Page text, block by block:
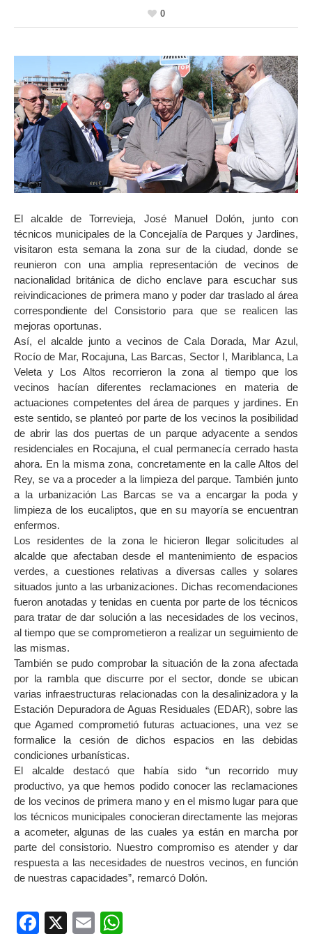
0
El alcalde de Torrevieja, José Manuel Dolón, junto con
técnicos municipales de la Concejalía de Parques y Jardines,
visitaron esta semana la zona sur de la ciudad, donde se
reunieron con una amplia representación de vecinos de
nacionalidad británica de dicho enclave para escuchar sus
reivindicaciones de primera mano y poder dar traslado al área
correspondiente del Consistorio para que se realicen las
mejoras oportunas.
Así, el alcalde junto a vecinos de Cala Dorada, Mar Azul,
Rocío de Mar, Rocajuna, Las Barcas, Sector I, Mariblanca, La
Veleta y Los Altos recorrieron la zona al tiempo que los
vecinos hacían diferentes reclamaciones en materia de
actuaciones competentes del área de parques y jardines. En
este sentido, se planteó por parte de los vecinos la posibilidad
de abrir las dos puertas de un parque adyacente a sendos
residenciales en Rocajuna, el cual permanecía cerrado hasta
ahora. En la misma zona, concretamente en la calle Altos del
Rey, se va a proceder a la limpieza del parque. También junto
a la urbanización Las Barcas se va a encargar la poda y
limpieza de los eucaliptos, que en su mayoría se encuentran
enfermos.
Los residentes de la zona le hicieron llegar solicitudes al
alcalde que afectaban desde el mantenimiento de espacios
verdes, a cuestiones relativas a diversas calles y solares
situados junto a las urbanizaciones. Dichas recomendaciones
fueron anotadas y tenidas en cuenta por parte de los técnicos
para tratar de dar solución a las necesidades de los vecinos,
al tiempo que se comprometieron a realizar un seguimiento de
las mismas.
También se pudo comprobar la situación de la zona afectada
por la rambla que discurre por el sector, donde se ubican
varias infraestructuras relacionadas con la desalinizadora y la
Estación Depuradora de Aguas Residuales (EDAR), sobre las
que Agamed comprometió futuras actuaciones, una vez se
formalice la cesión de dichos espacios en las debidas
condiciones urbanísticas.
El alcalde destacó que había sido “un recorrido muy
productivo, ya que hemos podido conocer las reclamaciones
de los vecinos de primera mano y en el mismo lugar para que
los técnicos municipales conocieran directamente las mejoras
a acometer, algunas de las cuales ya están en marcha por
parte del consistorio. Nuestro compromiso es atender y dar
respuesta a las necesidades de nuestros vecinos, en función
de nuestras capacidades”, remarcó Dolón.
Facebook
X Email